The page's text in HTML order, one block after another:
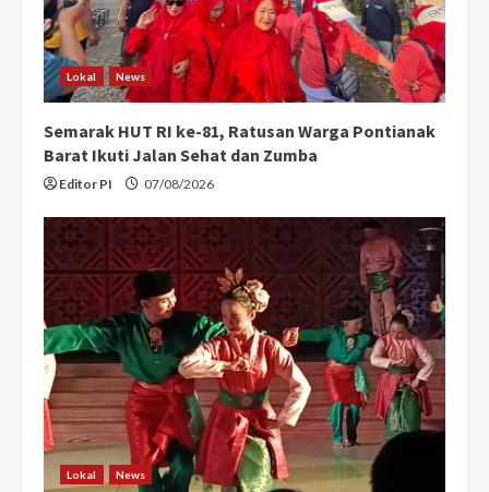
Lokal News
Semarak HUT RI ke-81, Ratusan Warga Pontianak
Barat Ikuti Jalan Sehat dan Zumba
Editor PI 07/08/2026
Lokal News